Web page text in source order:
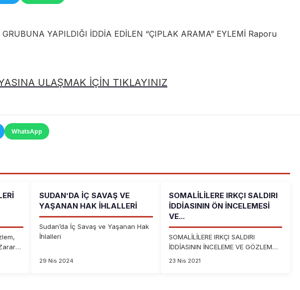
YAPILDIĞI İDDİA EDİLEN “ÇIPLAK ARAMA” EYLEMİ Raporu
ULAŞMAK İÇİN TIKLAYINIZ
WhatsApp
SUDAN’DA İÇ SAVAŞ VE
YAŞANAN HAK İHLALLERI
Sudan’da İç Savaş ve Yaşanan Hak
İhlalleri
29 Nis 2024
SOMALİLİLERE IRKÇI SALDIRI
İDDİASININ ÖN İNCELEMESİ
VE...
SOMALİLİLERE IRKÇI SALDIRI
İDDİASININ İNCELEME VE GÖZLEM
23 Nis 2021